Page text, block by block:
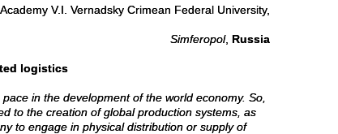
V.I. Vernadsky Crimean Federal University,
Simferopol, Russia
logistics
in the development of the world economy. So,
to the creation of global production systems, as
to engage in physical distribution or supply of